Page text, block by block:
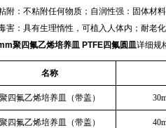
附：不粘附任何物质；自润性强：固体材
害：具有生理惰性，可植入人体内；耐老
聚四氟乙烯培养皿 PTFE四氟圆皿详细规
名称
聚四氟乙烯培养皿（带盖）
聚四氟乙烯培养皿（带盖）